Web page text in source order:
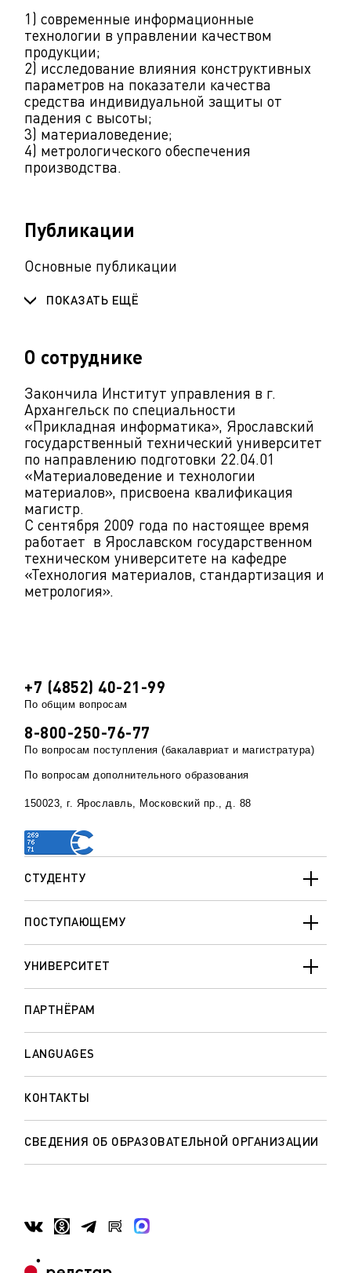
1) современные информационные
технологии в управлении качеством
продукции;
2) исследование влияния конструктивных
параметров на показатели качества
средства индивидуальной защиты от
падения с высоты;
3) материаловедение;
4) метрологического обеспечения
производства.
Публикации
Основные публикации
ПОКАЗАТЬ ЕЩЁ
О сотруднике
Закончила Институт управления в г.
Архангельск по специальности
«Прикладная информатика», Ярославский
государственный технический университет
по направлению подготовки 22.04.01
«Материаловедение и технологии
материалов», присвоена квалификация
магистр.
С сентября 2009 года по настоящее время
работает в Ярославском государственном
техническом университете на кафедре
«Технология материалов, стандартизация и
метрология».
СТУДЕНТУ
ПОСТУПАЮЩЕМУ
УНИВЕРСИТЕТ
ПАРТНЁРАМ
LANGUAGES
КОНТАКТЫ
СВЕДЕНИЯ ОБ ОБРАЗОВАТЕЛЬНОЙ ОРГАНИЗАЦИИ
+7 (4852) 40-21-99
По общим вопросам
8-800-250-76-77
По вопросам поступления (бакалавриат и магистратура)
По вопросам дополнительного образования
150023, г. Ярославль, Московский пр., д. 88